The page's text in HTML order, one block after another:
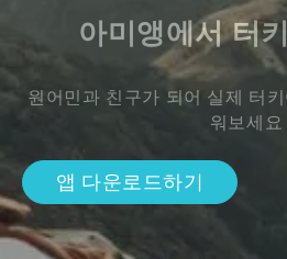
아미앵에서 터
원어민과 친구가 되어 실제 터
워보세요
앱 다운로드하기